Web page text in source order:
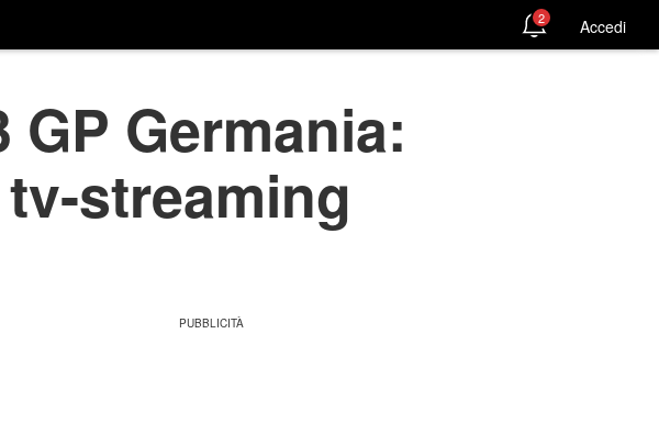
2 Accedi
Germania:
streaming